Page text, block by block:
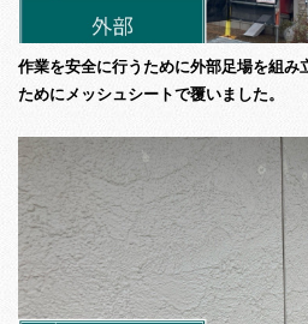
作業を安全に行うために外部足場を組み
ためにメッシュシートで覆いました。